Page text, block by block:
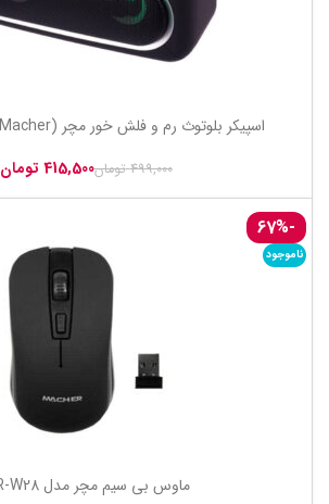
اسپیکر بلوتوث رم و فلش خور مچر (Macher) مدل MR-222
499,000 تومان415,500 تومان
-67%
ناموجود
ماوس بی سیم مچر مدل MR-W28